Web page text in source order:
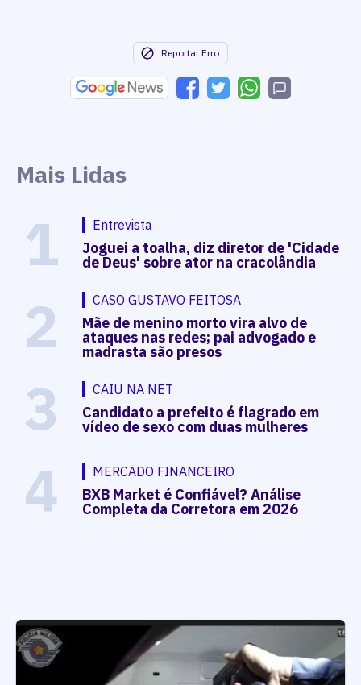
Reportar Erro
Mais Lidas
1 Entrevista
Joguei a toalha, diz diretor de 'Cidade
de Deus' sobre ator na cracolândia
2 CASO GUSTAVO FEITOSA
Mãe de menino morto vira alvo de
ataques nas redes; pai advogado e
madrasta são presos
3 CAIU NA NET
Candidato a prefeito é flagrado em
vídeo de sexo com duas mulheres
4 MERCADO FINANCEIRO
BXB Market é Confiável? Análise
Completa da Corretora em 2026